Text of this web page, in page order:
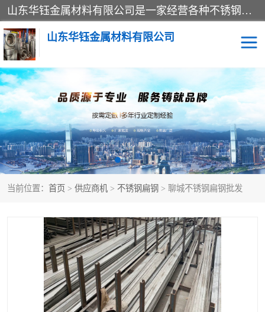
山东华钰金属材料有限公司是一家经营各种不锈钢管材、板材、圆钢、法兰、封头、型材等产品的公司；主营产品有：不锈钢管，激光切割，管件标准件，不锈钢圆钢，不锈钢人孔，不锈钢亮管，不锈钢角钢，不锈钢加工，不锈钢管子，不锈钢工业方管，不锈钢封头，不锈钢法兰，不锈钢阀门，不锈钢槽钢，不锈钢扁钢，不锈钢板等；可为客户制作各种规格的型材及不锈钢配件、非标准件及各种容器具等，能满足客户的不同采购要求。
山东华钰金属材料有限公司
当前位置： 首页 > 供应商机 > 不锈钢扁钢 > 聊城不锈钢扁钢批发
不锈钢管 激光切割
管件标准件 不锈钢圆钢
不锈钢人孔 不锈钢亮管
不锈钢角钢 不锈钢加工
不锈钢板 不锈钢工业方管
不锈钢封头 不锈钢法兰
不锈钢阀门 不锈钢槽钢
不锈钢扁钢